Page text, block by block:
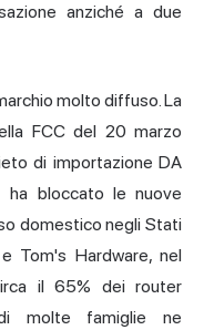
anziché a due
molto diffuso. La
FCC del 20 marzo
di importazione DA
bloccato le nuove
domestico negli Stati
Tom's Hardware, nel
il 65% dei router
molte famiglie ne